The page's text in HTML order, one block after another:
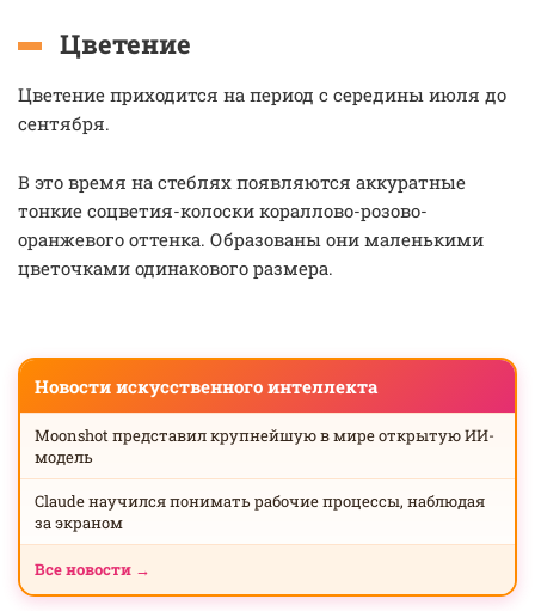
Цветение
Цветение приходится на период с середины июля до
сентября.
В это время на стеблях появляются аккуратные
тонкие соцветия-колоски кораллово-розово-
оранжевого оттенка. Образованы они маленькими
цветочками одинакового размера.
Новости искусственного интеллекта
Moonshot представил крупнейшую в мире открытую ИИ-
модель
Claude научился понимать рабочие процессы, наблюдая
за экраном
Все новости →